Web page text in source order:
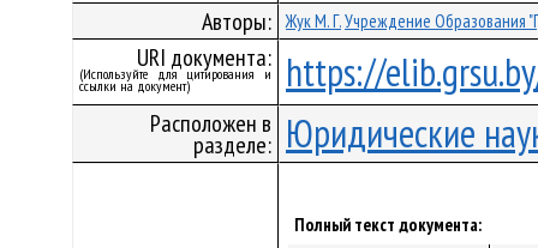
Авторы: Жук М. Г.Учреждение Образования
URI документа:
(Используйте для цитирования и
ссылки на документ) https://
Расположен в
разделе: Юридические
Полный текст документа: